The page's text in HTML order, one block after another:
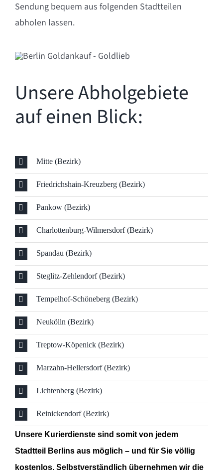
Sendung bequem aus folgenden Stadtteilen
abholen lassen.
Unsere Abholgebiete
auf einen Blick:
Mitte (Bezirk)
Friedrichshain-Kreuzberg (Bezirk)
Pankow (Bezirk)
Charlottenburg-Wilmersdorf (Bezirk)
Spandau (Bezirk)
Steglitz-Zehlendorf (Bezirk)
Tempelhof-Schöneberg (Bezirk)
Neukölln (Bezirk)
Treptow-Köpenick (Bezirk)
Marzahn-Hellersdorf (Bezirk)
Lichtenberg (Bezirk)
Reinickendorf (Bezirk)
Unsere Kurierdienste sind somit von jedem
Stadtteil Berlins aus möglich – und für Sie völlig
kostenlos. Selbstverständlich übernehmen wir die